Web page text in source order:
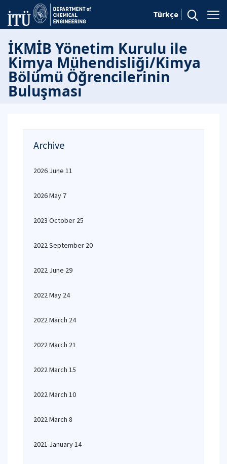
Türkçe
İKMİB Yönetim Kurulu ile
Kimya Mühendisliği/Kimya
Bölümü Öğrencilerinin
Buluşması
Archive
2026 June 11
2026 May 7
2023 October 25
2022 September 20
2022 June 29
2022 May 24
2022 March 24
2022 March 21
2022 March 15
2022 March 10
2022 March 8
2021 January 14